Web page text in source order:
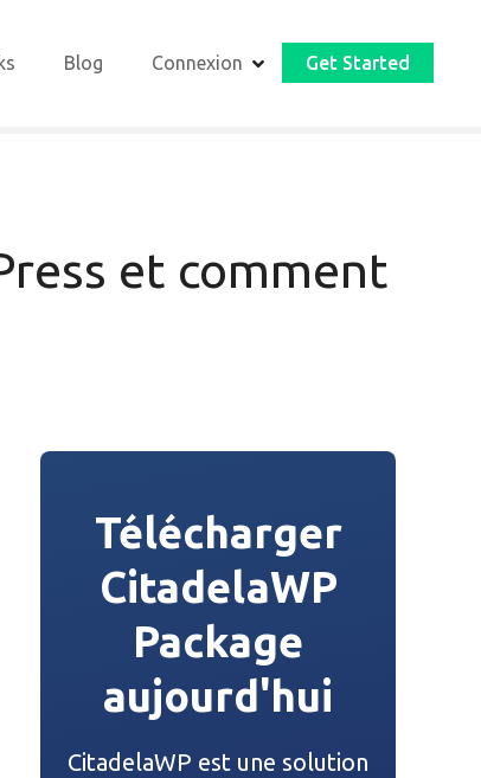
Blog Connexion Get Started
et comment
Télécharger
CitadelaWP
Package
aujourd'hui
CitadelaWP est une solution